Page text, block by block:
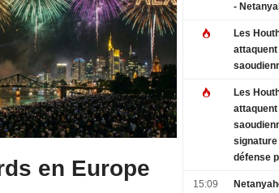
en Europe
-
Les
Les
signature
défense
15:09